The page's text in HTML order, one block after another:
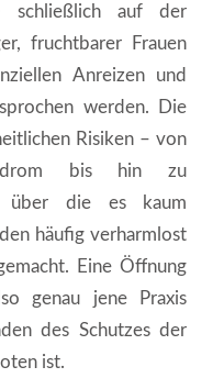
schließlich auf der
fruchtbarer Frauen
Anreizen und
werden. Die
Risiken – von
bis hin zu
über die es kaum
häufig verharmlost
Eine Öffnung
genau jene Praxis
des Schutzes der
ist.